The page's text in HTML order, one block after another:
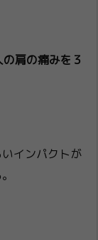
肩の痛みを３
インパクトが